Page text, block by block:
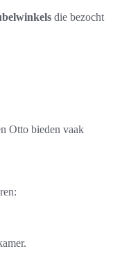
die bezocht
Otto bieden vaak